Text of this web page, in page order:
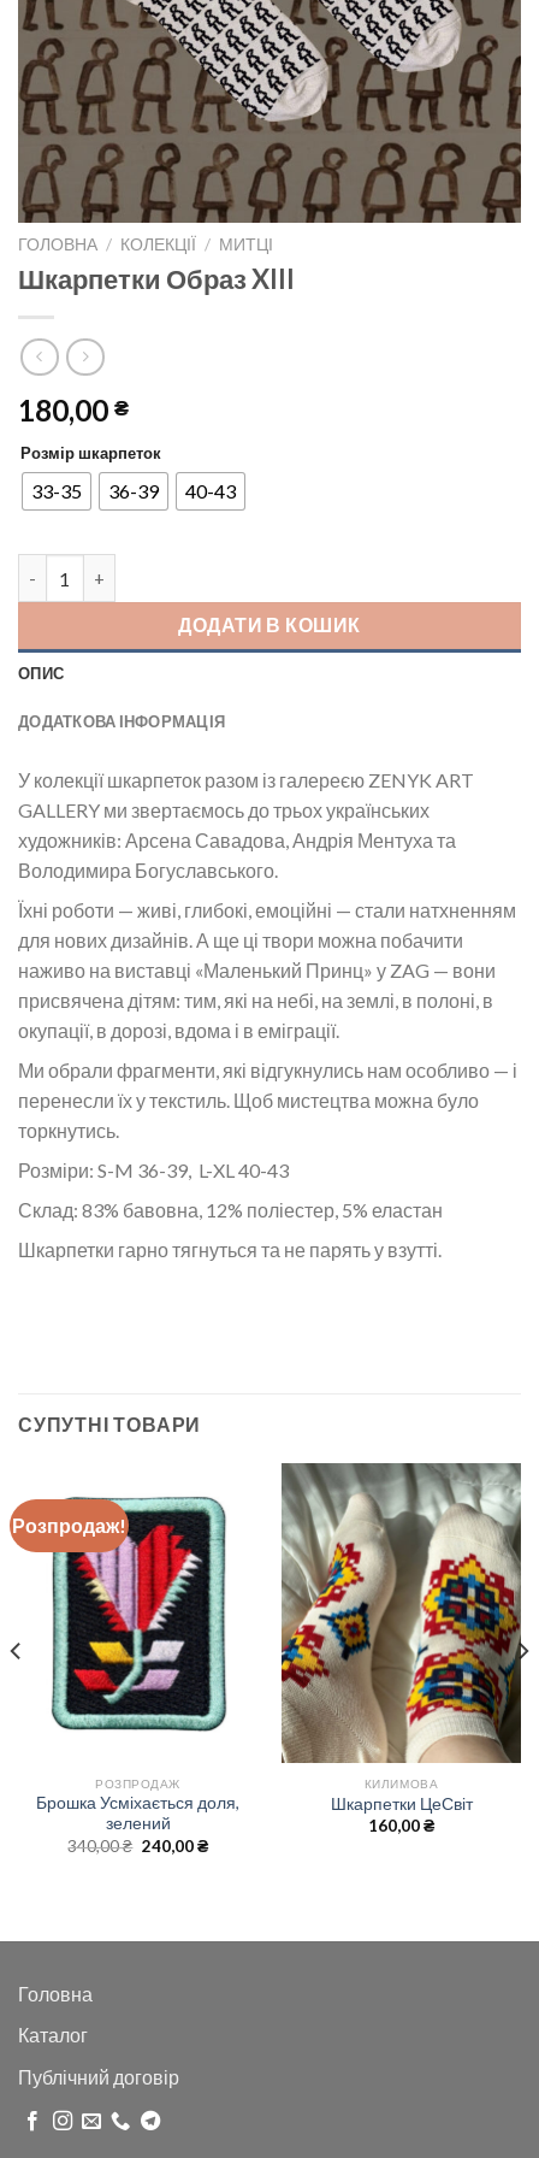
ГОЛОВНА / КОЛЕКЦІЇ / МИТЦІ
Шкарпетки Образ XIII
180,00 ₴
Розмір шкарпеток
33-35 36-39 40-43
ДОДАТИ В КОШИК
ОПИС
ДОДАТКОВА ІНФОРМАЦІЯ
У колекції шкарпеток разом із галереєю ZENYK ART
GALLERY ми звертаємось до трьох українських
художників: Арсена Савадова, Андрія Ментуха та
Володимира Богуславського.
Їхні роботи — живі, глибокі, емоційні — стали натхненням
для нових дизайнів. А ще ці твори можна побачити
наживо на виставці «Маленький Принц» у ZAG — вони
присвячена дітям: тим, які на небі, на землі, в полоні, в
окупації, в дорозі, вдома і в еміграції.
Ми обрали фрагменти, які відгукнулись нам особливо — і
перенесли їх у текстиль. Щоб мистецтва можна було
торкнутись.
Розміри: S-M 36-39, L-XL 40-43
Склад: 83% бавовна, 12% поліестер, 5% еластан
Шкарпетки гарно тягнуться та не парять у взутті.
СУПУТНІ ТОВАРИ
Розпродаж!
РОЗПРОДАЖ
Брошка Усміхається доля,
зелений
340,00₴ Оригінальна
ціна:
240,00₴Поточна
КИЛИМОВА
Шкарпетки ЦеСвіт
160,00₴
Головна
Каталог
Публічний договір